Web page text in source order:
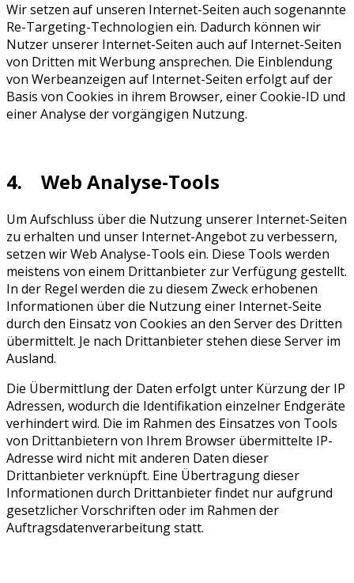
Wir setzen auf unseren Internet-Seiten auch sogenannte
Re-Targeting-Technologien ein. Dadurch können wir
Nutzer unserer Internet-Seiten auch auf Internet-Seiten
von Dritten mit Werbung ansprechen. Die Einblendung
von Werbeanzeigen auf Internet-Seiten erfolgt auf der
Basis von Cookies in ihrem Browser, einer Cookie-ID und
einer Analyse der vorgängigen Nutzung.
4. Web Analyse-Tools
Um Aufschluss über die Nutzung unserer Internet-Seiten
zu erhalten und unser Internet-Angebot zu verbessern,
setzen wir Web Analyse-Tools ein. Diese Tools werden
meistens von einem Drittanbieter zur Verfügung gestellt.
In der Regel werden die zu diesem Zweck erhobenen
Informationen über die Nutzung einer Internet-Seite
durch den Einsatz von Cookies an den Server des Dritten
übermittelt. Je nach Drittanbieter stehen diese Server im
Ausland.
Die Übermittlung der Daten erfolgt unter Kürzung der IP
Adressen, wodurch die Identifikation einzelner Endgeräte
verhindert wird. Die im Rahmen des Einsatzes von Tools
von Drittanbietern von Ihrem Browser übermittelte IP-
Adresse wird nicht mit anderen Daten dieser
Drittanbieter verknüpft. Eine Übertragung dieser
Informationen durch Drittanbieter findet nur aufgrund
gesetzlicher Vorschriften oder im Rahmen der
Auftragsdatenverarbeitung statt.